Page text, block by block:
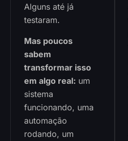
Alguns até já
testaram.
Mas poucos
sabem
transformar isso
em algo real: um
sistema
funcionando, uma
automação
rodando, um